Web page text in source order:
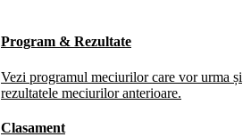
Program & Rezultate
Vezi programul meciurilor care vor urma și
rezultatele meciurilor anterioare.
Clasament